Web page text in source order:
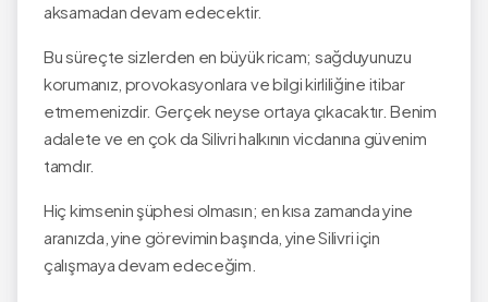
aksamadan devam edecektir.
Bu süreçte sizlerden en büyük ricam; sağduyunuzu
korumanız, provokasyonlara ve bilgi kirliliğine itibar
etmemenizdir. Gerçek neyse ortaya çıkacaktır. Benim
adalete ve en çok da Silivri halkının vicdanına güvenim
tamdır.
Hiç kimsenin şüphesi olmasın; en kısa zamanda yine
aranızda, yine görevimin başında, yine Silivri için
çalışmaya devam edeceğim.